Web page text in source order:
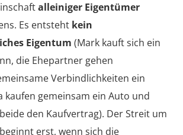
alleiniger Eigentümer
Es entsteht kein
Eigentum (Mark kauft sich ein
die Ehepartner gehen
Verbindlichkeiten ein
kaufen gemeinsam ein Auto und
den Kaufvertrag). Der Streit um
erst, wenn sich die